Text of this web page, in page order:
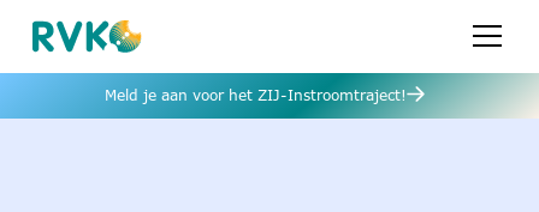
Meld je aan voor het ZIJ-Instroomtraject!